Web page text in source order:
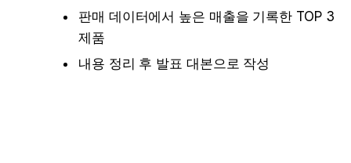
판매 데이터에서 높은 매출을 기록한 TOP 3
제품
내용 정리 후 발표 대본으로 작성